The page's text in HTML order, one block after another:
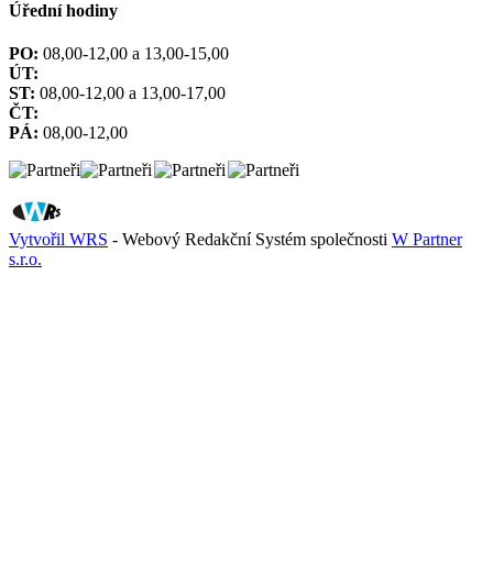
Úřední hodiny
PO: 08,00-12,00 a 13,00-15,00
ÚT:
ST: 08,00-12,00 a 13,00-17,00
ČT:
PÁ: 08,00-12,00
Vytvořil WRS - Webový Redakční Systém společnosti W Partner
s.r.o.